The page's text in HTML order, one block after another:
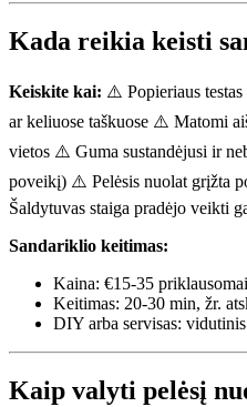
Kada reikia keisti
Keiskite kai: ⚠️ Popieriaus testas
ar keliuose taškuose ⚠️ Matomi
vietos ⚠️ Guma sustandėjusi ir
poveikį) ⚠️ Pelėsis nuolat grįžta
Šaldytuvas staiga pradėjo veikti
Sandariklio keitimas:
Kaina: €15-35
Keitimas: 20-30 min, žr.
DIY arba servisas:
Kaip valyti pelėsį